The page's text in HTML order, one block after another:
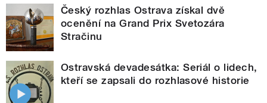
Český rozhlas Ostrava získal dvě
ocenění na Grand Prix Svetozára
Stračinu
Ostravská devadesátka: Seriál o lidech,
kteří se zapsali do rozhlasové historie